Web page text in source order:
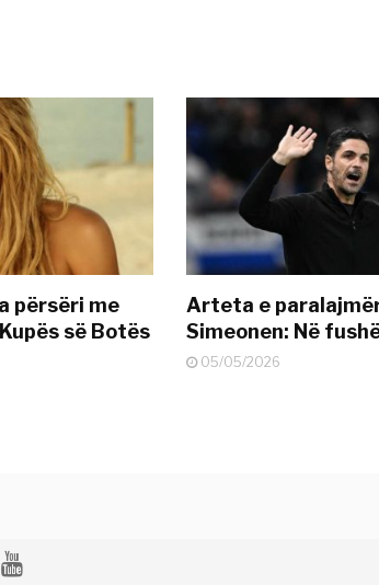
përsëri me
së Botës
Arteta e
Simeonen: Në
05/05/2026